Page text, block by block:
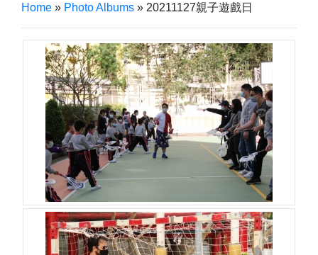
Home » Photo Albums » 20211127親子遊戲日